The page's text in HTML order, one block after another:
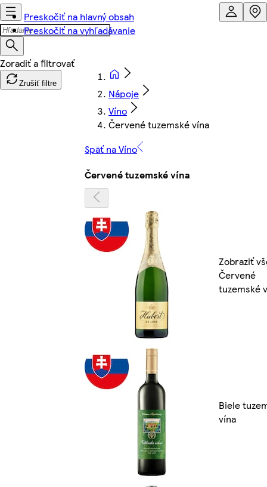
Preskočiť na hlavný obsah
Preskočiť na vyhľadávanie
Zrušiť filtre
Nápoje
Víno
Červené tuzemské vína
Späť na Víno
Červené tuzemské vína
Zobraziť
Červené
tuzemské
Biele
vína